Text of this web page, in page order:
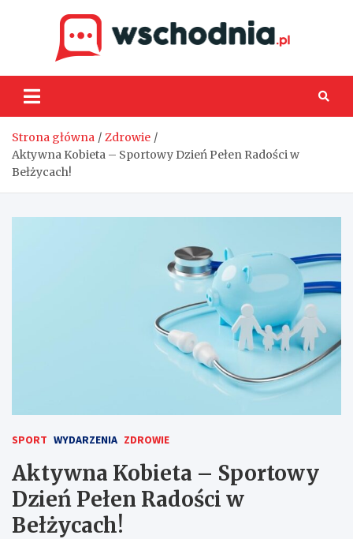
Strona główna
Zdrowie
Aktywna Kobieta – Sportowy Dzień Pełen Radości w
Bełżycach!
SPORT WYDARZENIA ZDROWIE
Aktywna Kobieta – Sportowy
Dzień Pełen Radości w
Bełżycach!